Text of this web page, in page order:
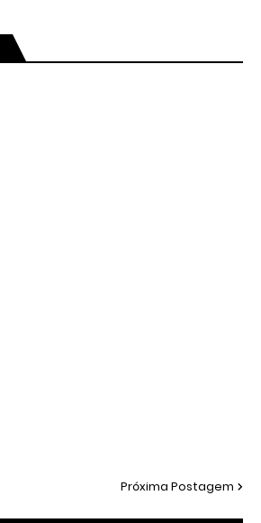
Próxima Postagem